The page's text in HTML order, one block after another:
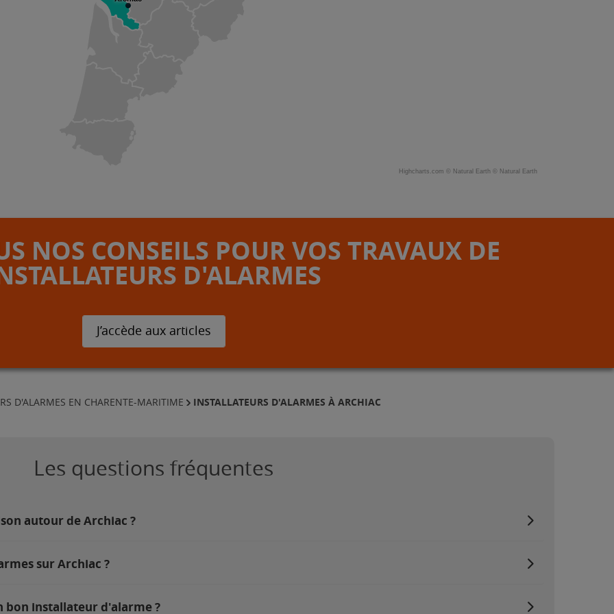
Highcharts.com © Natural Earth © Natural Earth
NOS CONSEILS POUR VOS TRAVAUX DE
D'ALARMES
J’accède aux articles
D'ALARMES EN CHARENTE-MARITIME INSTALLATEURS D'ALARMES À ARCHIAC
Les questions fréquentes
autour de Archiac ?
sur Archiac ?
installateur d'alarme ?